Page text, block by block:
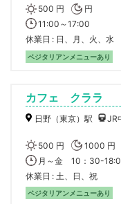
500 円
円
11:00～17:00
休業日
日、月、火、水
ベジタリアンメニューあり
カフェ クララ
日野（東京）駅 JR
500 円
1000 円
月～金 10：30-
休業日
土、日、祝
ベジタリアンメニューあり